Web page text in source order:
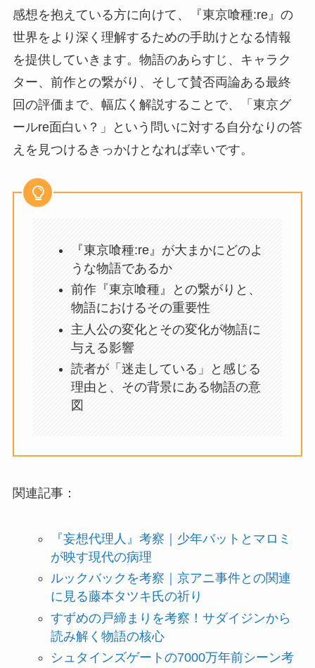
感想を抱えている方に向けて、『東京喰種:re』の
世界をより深く理解するための手助けとなる情報
を提供していきます。物語のあらすじ、キャラク
ター、前作との繋がり、そして賛否両論ある最終
回の評価まで、幅広く解説することで、「東京グ
ールre面白い？」という問いに対する自分なりの答
えを見つけるきっかけとなれば幸いです。
『東京喰種:re』が大まかにどのよ
うな物語であるか
前作『東京喰種』との繋がりと、
物語におけるその重要性
主人公の変化とその変化が物語に
与える影響
読者が「迷走している」と感じる
理由と、その背景にある物語の意
図
関連記事：
『妄想代理人』考察｜少年バットとマロミ
が映す現代の病理
ルックバックを考察｜京アニ事件との関連
に見る藤本タツキ氏の祈り
すずめの戸締まりを考察！サダイジンから
読み解く物語の核心
シュタインズゲートの7000万年前シーン考